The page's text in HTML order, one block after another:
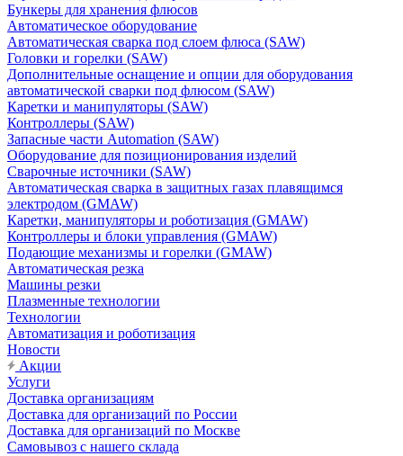
Бункеры для хранения флюсов
Автоматическое оборудование
Автоматическая сварка под слоем флюса (SAW)
Головки и горелки (SAW)
Дополнительные оснащение и опции для оборудования
автоматической сварки под флюсом (SAW)
Каретки и манипуляторы (SAW)
Контроллеры (SAW)
Запасные части Automation (SAW)
Оборудование для позиционирования изделий
Сварочные источники (SAW)
Автоматическая сварка в защитных газах плавящимся
электродом (GMAW)
Каретки, манипуляторы и роботизация (GMAW)
Контроллеры и блоки управления (GMAW)
Подающие механизмы и горелки (GMAW)
Автоматическая резка
Машины резки
Плазменные технологии
Технологии
Автоматизация и роботизация
Новости
Акции
Услуги
Доставка организациям
Доставка для организаций по России
Доставка для организаций по Москве
Самовывоз с нашего склада